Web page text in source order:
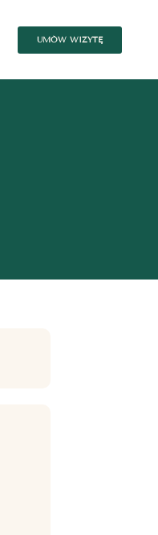
UMÓW WIZYTĘ